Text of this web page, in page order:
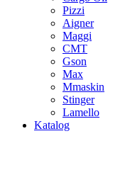
Pizzi
Aigner
Maggi
CMT
Gson
Max
Mmaskin
Stinger
Lamello
Katalog